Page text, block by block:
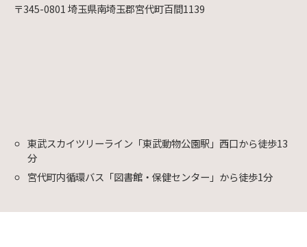
〒345-0801 埼玉県南埼玉郡宮代町百間1139
東武スカイツリーライン「東武動物公園駅」西口から徒歩13
分
宮代町内循環バス「図書館・保健センター」から徒歩1分